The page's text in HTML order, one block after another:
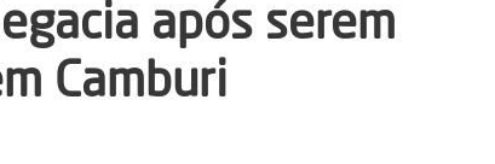
após serem
Camburi